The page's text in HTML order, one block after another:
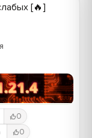
[🔥]
0
0